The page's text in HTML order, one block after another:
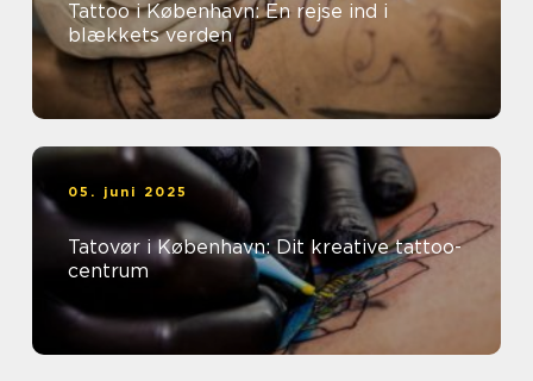
Tattoo i København: En rejse ind i
blækkets verden
05. juni 2025
Tatovør i København: Dit kreative tattoo-
centrum